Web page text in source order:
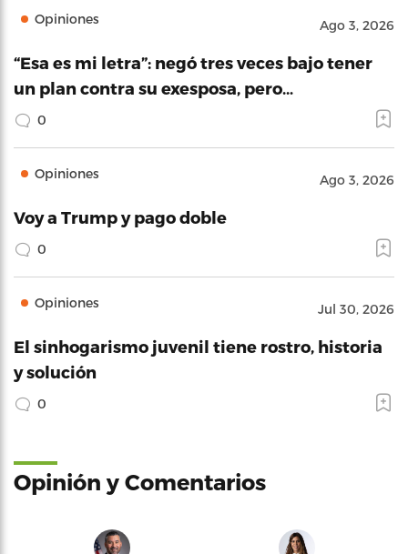
Opiniones Ago 3, 2026
“Esa es mi letra”: negó tres veces bajo tener
un plan contra su exesposa, pero…
0
Opiniones Ago 3, 2026
Voy a Trump y pago doble
0
Opiniones Jul 30, 2026
El sinhogarismo juvenil tiene rostro, historia
y solución
0
Opinión y Comentarios